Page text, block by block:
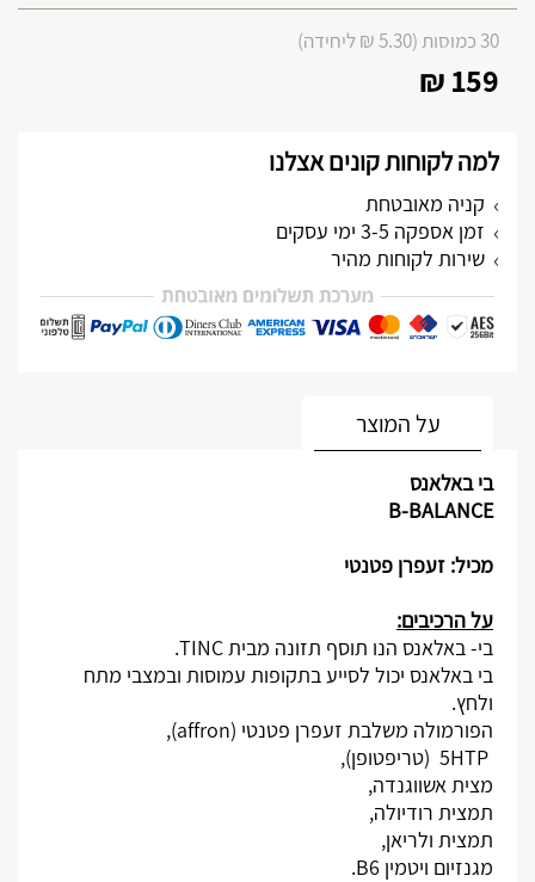
30 כמוסות (5.30 ₪ ליחידה)
159 ₪
למה לקוחות קונים אצלנו
קניה מאובטחת
זמן אספקה 3-5 ימי עסקים
שירות לקוחות מהיר
מותאם אישית
על המוצר
בי באלאנס
B-BALANCE
מכיל: זעפרן פטנטי
על הרכיבים:
בי- באלאנס הנו תוסף תזונה מביתTINC
.
בי באלאנס יכול לסייע בתקופות עמוסות ובמצבי מתח
ולחץ.
הפורמולה משלבת זעפרן פטנטי ((affron
,
) 5HTPטריפטופן),
מצית אשווגנדה,
תמצית רודיולה,
תמצית ולריאן,
מגנזיום ויטמין B6
.